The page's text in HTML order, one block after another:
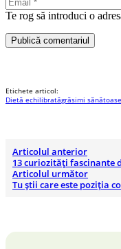
Te rog să introduci o
Publică comentariul
Etichete articol:
Dietă echilibratăgrăsimi sănătoase
Articolul anterior
13 curiozități fascinante
Articolul următor
Tu știi care este poziția